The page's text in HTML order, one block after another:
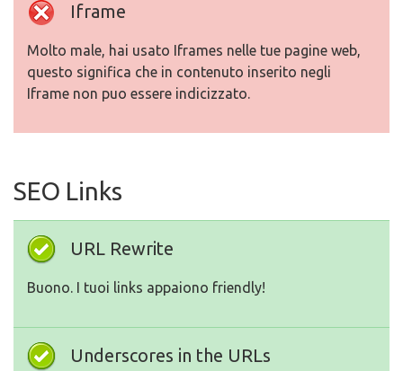
Iframe
Molto male, hai usato Iframes nelle tue pagine web,
questo significa che in contenuto inserito negli
Iframe non puo essere indicizzato.
SEO Links
URL Rewrite
Buono. I tuoi links appaiono friendly!
Underscores in the URLs